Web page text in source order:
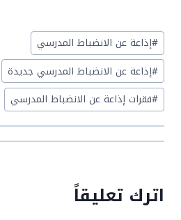
Post
Tags:
#إذاعة عن الانضباط المدرسي
#إذاعة عن الانضباط المدرسي جديدة
#فقرات إذاعة عن الانضباط المدرسي
اترك تعليقاً